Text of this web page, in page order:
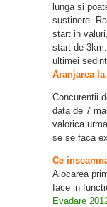
lunga si
sustinere.
start in
start de
ultimei
Aranjarea la
Concurentii
data de 7
valorica
se se faca
Ce
Alocarea
face in
Evadare